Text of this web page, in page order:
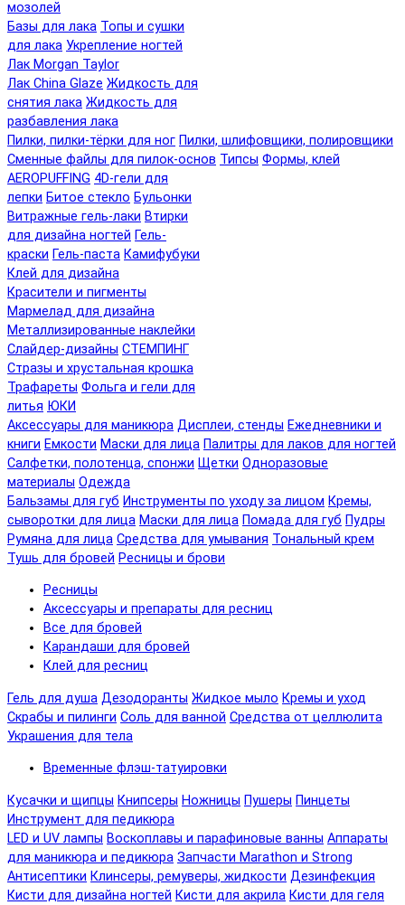
мозолей
Базы для лака Топы и сушки
для лака Укрепление ногтей
Лак Morgan Taylor
Лак China Glaze Жидкость для
снятия лака Жидкость для
разбавления лака
Пилки, пилки-тёрки для ног Пилки, шлифовщики, полировщики
Сменные файлы для пилок-основ Типсы Формы, клей
AEROPUFFING 4D-гели для
лепки Битое стекло Бульонки
Витражные гель-лаки Втирки
для дизайна ногтей Гель-
краски Гель-паста Камифубуки
Клей для дизайна
Красители и пигменты
Мармелад для дизайна
Металлизированные наклейки
Слайдер-дизайны СТЕМПИНГ
Стразы и хрустальная крошка
Трафареты Фольга и гели для
литья ЮКИ
Аксессуары для маникюра Дисплеи, стенды Ежедневники и
книги Емкости Маски для лица Палитры для лаков для ногтей
Салфетки, полотенца, спонжи Щетки Одноразовые
материалы Одежда
Бальзамы для губ Инструменты по уходу за лицом Кремы,
сыворотки для лица Маски для лица Помада для губ Пудры
Румяна для лица Средства для умывания Тональный крем
Тушь для бровей Ресницы и брови
Ресницы
Аксессуары и препараты для ресниц
Все для бровей
Карандаши для бровей
Клей для ресниц
Гель для душа Дезодоранты Жидкое мыло Кремы и уход
Скрабы и пилинги Соль для ванной Средства от целлюлита
Украшения для тела
Временные флэш-татуировки
Кусачки и щипцы Книпсеры Ножницы Пушеры Пинцеты
Инструмент для педикюра
LED и UV лампы Воскоплавы и парафиновые ванны Аппараты
для маникюра и педикюра Запчасти Marathon и Strong
Антисептики Клинсеры, ремуверы, жидкости Дезинфекция
Кисти для дизайна ногтей Кисти для акрила Кисти для геля